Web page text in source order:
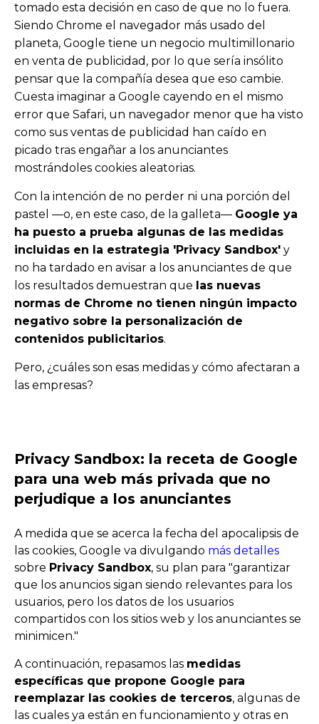
tomado esta decisión en caso de que no lo fuera.
Siendo Chrome el navegador más usado del
planeta, Google tiene un negocio multimillonario
en venta de publicidad, por lo que sería insólito
pensar que la compañía desea que eso cambie.
Cuesta imaginar a Google cayendo en el mismo
error que Safari, un navegador menor que ha visto
como sus ventas de publicidad han caído en
picado tras engañar a los anunciantes
mostrándoles cookies aleatorias.
Con la intención de no perder ni una porción del
pastel —o, en este caso, de la galleta— Google ya
ha puesto a prueba algunas de las medidas
incluidas en la estrategia 'Privacy Sandbox' y
no ha tardado en avisar a los anunciantes de que
los resultados demuestran que las nuevas
normas de Chrome no tienen ningún impacto
negativo sobre la personalización de
contenidos publicitarios.
Pero, ¿cuáles son esas medidas y cómo afectaran a
las empresas?
Privacy Sandbox: la receta de Google
para una web más privada que no
perjudique a los anunciantes
A medida que se acerca la fecha del apocalipsis de
las cookies, Google va divulgando más detalles
sobre Privacy Sandbox, su plan para "garantizar
que los anuncios sigan siendo relevantes para los
usuarios, pero los datos de los usuarios
compartidos con los sitios web y los anunciantes se
minimicen."
A continuación, repasamos las medidas
específicas que propone Google para
reemplazar las cookies de terceros, algunas de
las cuales ya están en funcionamiento y otras en